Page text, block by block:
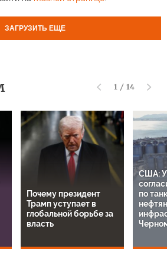
ЗАГРУЗИТЬ ЕЩЕ
1 / 14
Почему президент
Трамп уступает в
глобальной борьбе за
власть
США:
по